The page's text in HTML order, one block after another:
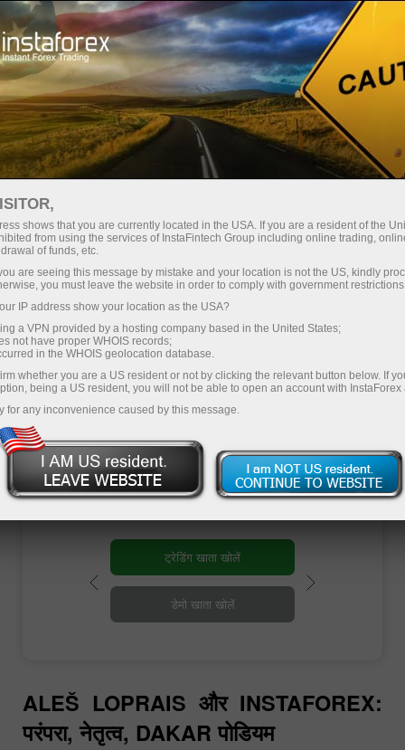
InstaForex के बारे में एल्स लोपरास
लोपरास और इंस्टाफॉरेक्ष् :
परंपराओं, प्रगति , नेतृत्व
आलेश लोप्राइस - इंस्टाफॉरेक्स के ब्रांड एंबेसडर! डकार रैली
के रजत पदक विजेता।
ALEŠ LOPRAIS और INSTAFOREX:
परंपरा, नेतृत्व, DAKAR पोडियम
shows that you are currently located in the USA. If you are a resident of the
from using the services of InstaFintech Group including online trading,
of funds, etc.
are seeing this message by mistake and your location is not the US, kindly
you must leave the website in order to comply with government
IP address show your location as the USA?
a VPN provided by a hosting company based in the United States;
not have proper WHOIS records;
in the WHOIS geolocation database.
whether you are a US resident or not by clicking the relevant button below. If
being a US resident, you will not be able to open an account with InstaForex
for any inconvenience caused by this message.